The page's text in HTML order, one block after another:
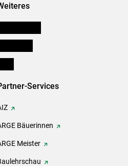
Services
Bäuerinnen
Meister